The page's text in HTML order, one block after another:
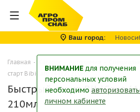
Ваш город
Главная -
старт BibiCare (4412) 210мл
Быстрый старт BibiCare
210мл
ВНИМАНИЕ для получения
персональных условий
необходимо
личном кабинете